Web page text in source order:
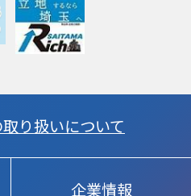
り扱いについて
企業情報